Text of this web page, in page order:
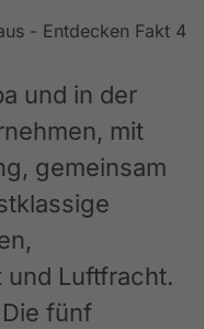
und in der
mit
gemeinsam
Luftfracht.
fünf